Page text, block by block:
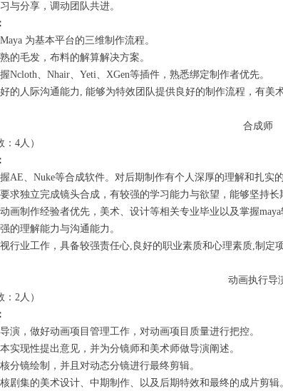
与分享，调动团队共进。
为基本平台的三维制作流程。
的毛发，布料的解算解决方案。
Ncloth、Nhair、Yeti、XGen等插件，熟悉绑定制作者优先。
的人际沟通能力, 能够为特效团队提供良好的制作流程，有美
合成师
：4人）
AE、Nuke等合成软件。对后期制作有个人深厚的理解和扎实的
求独立完成镜头合成，有较强的学习能力与欲望，能够坚持长
画制作经验者优先，美术、设计等相关专业毕业以及掌握maya
的理解能力与沟通能力。
行业工作，具备较强责任心,良好的职业素质和心理素质,制定
动画执行导
：2人）
演，做好动画项目管理工作，对动画项目质量进行把控。
实现性提出意见，并为分镜师和美术师做导演阐述。
分镜绘制，并且对动态分镜进行最终剪辑。
剧集的美术设计、中期制作、以及后期特效和最终的成片剪